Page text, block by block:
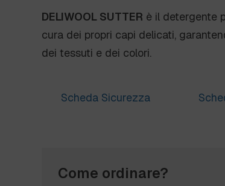
DELIWOOL SUTTER è il detergente
cura dei propri capi delicati,
dei tessuti e dei colori.
Scheda Sicurezza
Come ordinare?